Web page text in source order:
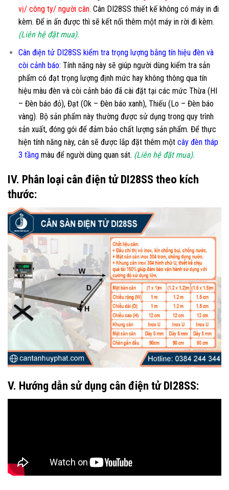
vị/ công ty/ người cân. Cân DI28SS thiết kế không có máy in đi
kèm. Để in ấn được thì sẽ kết nối thêm một máy in rời đi kèm.
(Liên hệ đặt mua).
Cân điện tử DI28SS kiểm tra trọng lượng bằng tín hiệu đèn và
còi cảnh báo: Tính năng này sẽ giúp người dùng kiểm tra sản
phẩm có đạt trọng lượng định mức hay không thông qua tín
hiệu màu đèn và còi cảnh báo đã cài đặt tại các mức Thừa (HI
– Đèn báo đỏ), Đạt (Ok – Đèn báo xanh), Thiếu (Lo – Đèn báo
vàng). Bộ sản phẩm này thường được sử dụng trong quy trình
sản xuất, đóng gói để đảm bảo chất lượng sản phẩm. Để thực
hiện tính năng này, cân sẽ được lắp đặt thêm một cây đèn tháp
3 tầngmàu để người dùng quan sát. (Liên hệ đặt mua).
IV. Phân loại cân điện tử DI28SS theo kích
thước:
V. Hướng dẫn sử dụng cân điện tử DI28SS: